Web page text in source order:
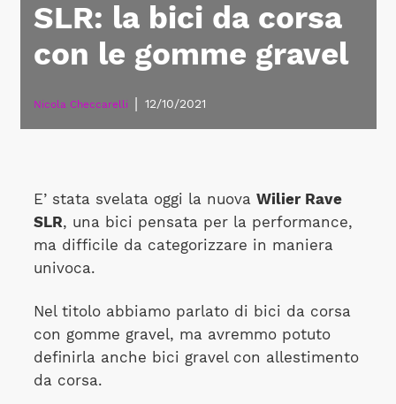
SLR: la bici da corsa
con le gomme gravel
Nicola Checcarelli 12/10/2021
E’ stata svelata oggi la nuova Wilier Rave
SLR, una bici pensata per la performance,
ma difficile da categorizzare in maniera
univoca.
Nel titolo abbiamo parlato di bici da corsa
con gomme gravel, ma avremmo potuto
definirla anche bici gravel con allestimento
da corsa.